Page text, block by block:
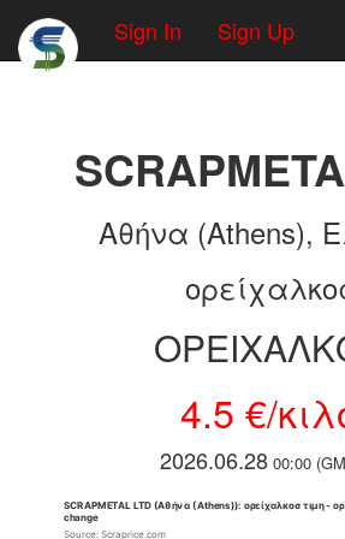
Sign In Sign Up
Αθήνα (Athens),
4.5 €/
2026.06.28 00:00
SCRAPMETAL LTD (Αθήνα (Athens)): ορείχαλκοσ τιμη -
change
Source: Scraprice.com